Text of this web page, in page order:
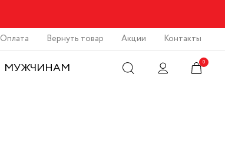
Оплата Вернуть товар Акции Контакты
МУЖЧИНАМ 0